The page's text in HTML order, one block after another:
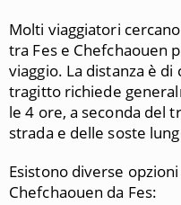
Molti viaggiatori
tra Fese Chefchaouen
viaggio. La distanza è
tragitto richiede
le 4 ore, a seconda del
strada e delle soste
Esistono diverse
Chefchaouen da Fes: